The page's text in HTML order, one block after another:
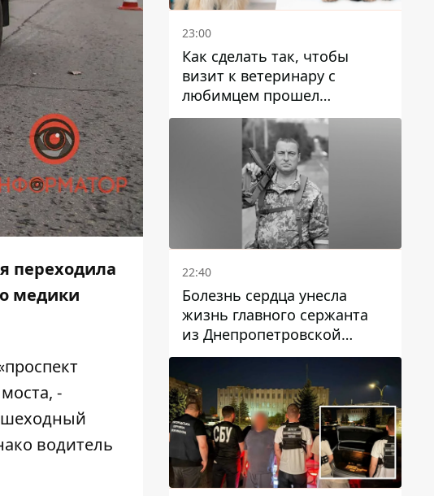
переходила
медики
-
водитель
23:00
Как сделать так, чтобы
визит к ветеринару с
любимцем прошел
спокойно: простые советы
22:40
Болезнь сердца унесла
жизнь главного сержанта
из Днепропетровской
области Юрия Свистуна